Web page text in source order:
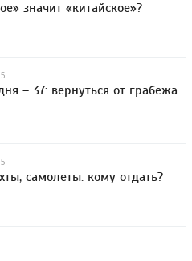
значит «китайское»?
– 37: вернуться от грабежа
самолеты: кому отдать?